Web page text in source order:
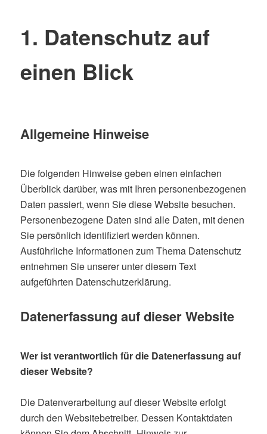
1. Datenschutz auf
einen Blick
Allgemeine Hinweise
Die folgenden Hinweise geben einen einfachen
Überblick darüber, was mit Ihren personenbezogenen
Daten passiert, wenn Sie diese Website besuchen.
Personenbezogene Daten sind alle Daten, mit denen
Sie persönlich identifiziert werden können.
Ausführliche Informationen zum Thema Datenschutz
entnehmen Sie unserer unter diesem Text
aufgeführten Datenschutzerklärung.
Datenerfassung auf dieser Website
Wer ist verantwortlich für die Datenerfassung auf
dieser Website?
Die Datenverarbeitung auf dieser Website erfolgt
durch den Websitebetreiber. Dessen Kontaktdaten